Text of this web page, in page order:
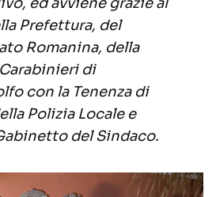
Prefettura, del
Romanina, della
di
con la Tenenza di
Polizia Locale e
del Sindaco.